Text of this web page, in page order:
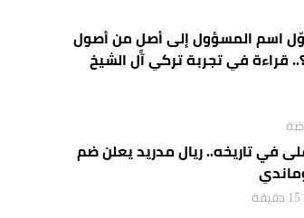
اسم المسؤول إلى أصلٍ من أصول
قراءة في تجربة تركي آل الشيخ
في تاريخه.. ريال مدريد يعلن ضم